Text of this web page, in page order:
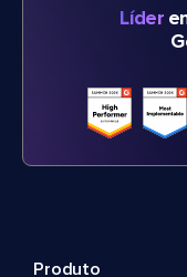
Líder
Produto